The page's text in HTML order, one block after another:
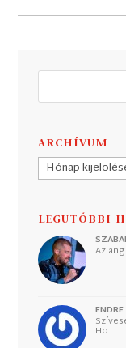
ARCHÍVUM
Archívum
LEGUTÓBBI
Az
ENDRE
Ho…